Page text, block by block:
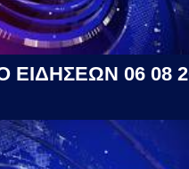
ΕΙΔΗΣΕΩΝ 06 08